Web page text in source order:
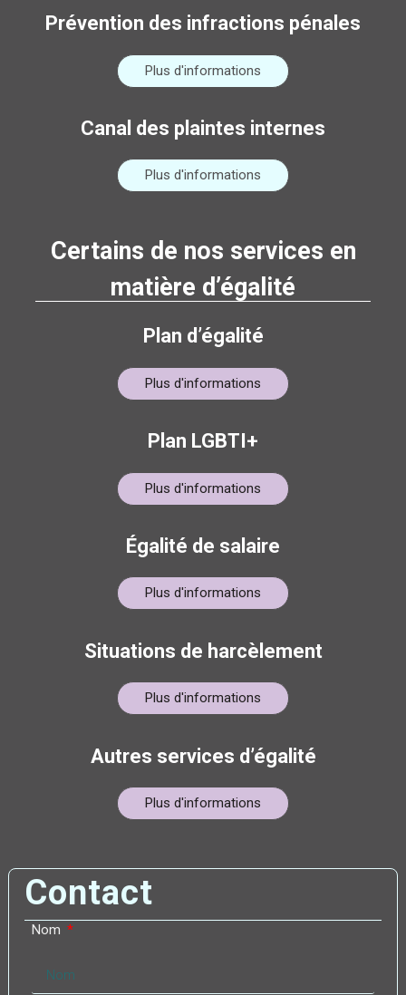
Prévention des infractions pénales
Plus d'informations
Canal des plaintes internes
Plus d'informations
Certains de nos services en
matière d’égalité
Plan d’égalité
Plus d'informations
Plan LGBTI+
Plus d'informations
Égalité de salaire
Plus d'informations
Situations de harcèlement
Plus d'informations
Autres services d’égalité
Plus d'informations
Contact
Nom